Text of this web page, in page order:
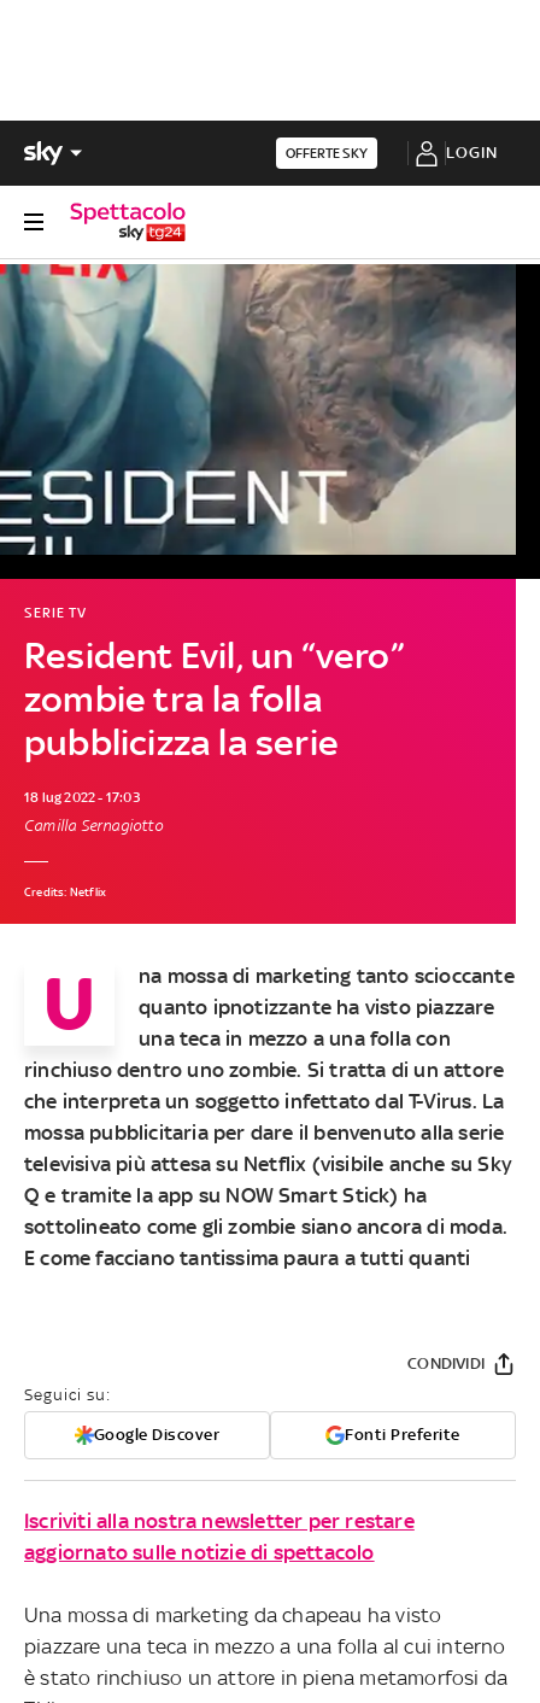
OFFERTE SKY LOGIN
Resident Evil, un “vero”
zombie tra la folla
pubblicizza la serie
SERIE TV
18 lug 2022 - 17:03
Camilla Sernagiotto
Credits: Netflix
U
na mossa di marketing tanto scioccante
quanto ipnotizzante ha visto piazzare
una teca in mezzo a una folla con
rinchiuso dentro uno zombie. Si tratta di un attore
che interpreta un soggetto infettato dal T-Virus. La
mossa pubblicitaria per dare il benvenuto alla serie
televisiva più attesa su Netflix (visibile anche su Sky
Q e tramite la app su NOW Smart Stick) ha
sottolineato come gli zombie siano ancora di moda.
E come facciano tantissima paura a tutti quanti
Seguici su:
Google Discover Fonti Preferite
CONDIVIDI
Iscriviti alla nostra newsletter per restare
aggiornato sulle notizie di spettacolo
Una mossa di marketing da chapeau ha visto
piazzare una teca in mezzo a una folla al cui interno
è stato rinchiuso un attore in piena metamorfosi da